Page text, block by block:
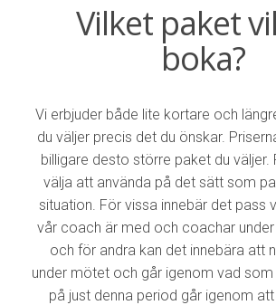
Vilket paket
boka?
Vi erbjuder både lite kortare och
du väljer precis det du önskar.
billigare desto större paket du väljer.
välja att använda på det sätt som
situation. För vissa innebär det pass
vår coach är med och coachar
och för andra kan det innebära att
under mötet och går igenom vad
på just denna period går igenom